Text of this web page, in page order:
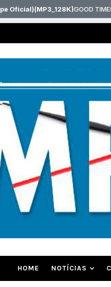
HOME NOTÍCIAS